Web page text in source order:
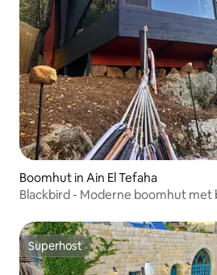
Boomhut in Ain El Tefaha
Blackbird - Moderne boomhut
Superhost
Superhost